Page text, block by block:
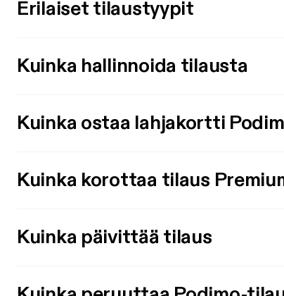
Erilaiset tilaustyypit
Kuinka hallinnoida tilausta
Kuinka ostaa lahjakortti
Kuinka korottaa tilaus
Kuinka päivittää tilaus